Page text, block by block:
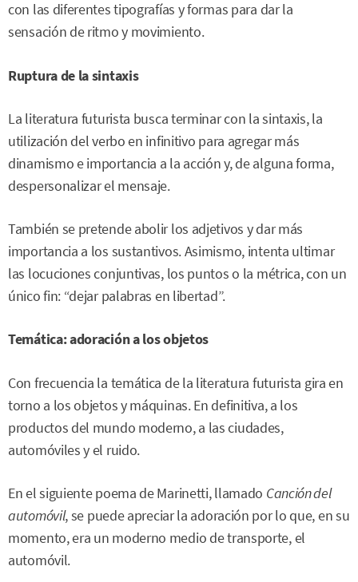
con las diferentes tipografías y formas para dar la
sensación de ritmo y movimiento.
Ruptura de la sintaxis
La literatura futurista busca terminar con la sintaxis, la
utilización del verbo en infinitivo para agregar más
dinamismo e importancia a la acción y, de alguna forma,
despersonalizar el mensaje.
También se pretende abolir los adjetivos y dar más
importancia a los sustantivos. Asimismo, intenta ultimar
las locuciones conjuntivas, los puntos o la métrica, con un
único fin: “dejar palabras en libertad”.
Temática: adoración a los objetos
Con frecuencia la temática de la literatura futurista gira en
torno a los objetos y máquinas. En definitiva, a los
productos del mundo moderno, a las ciudades,
automóviles y el ruido.
En el siguiente poema de Marinetti, llamado Canción del
automóvil, se puede apreciar la adoración por lo que, en su
momento, era un moderno medio de transporte, el
automóvil.